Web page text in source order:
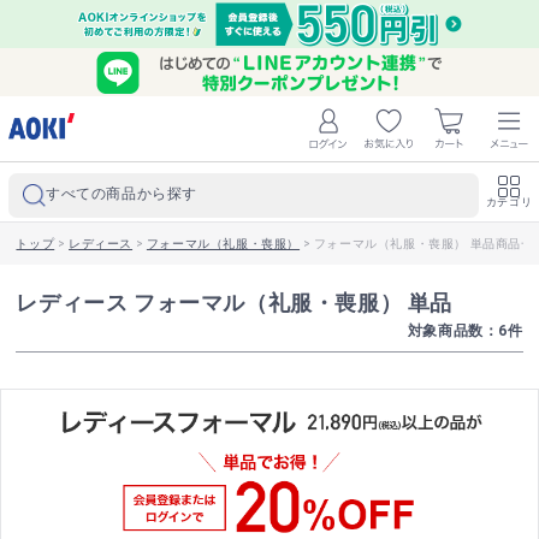
すべての商品から探す カテゴリ
トップ> レディース > フォーマル（礼服・喪服） > フォーマル（礼服・喪服） 単品商品
レディース フォーマル（礼服・喪服） 単品
対象商品数： 6件